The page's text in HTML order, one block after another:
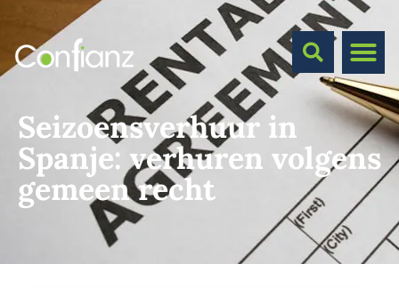
Seizoensverhuur in
Spanje: verhuren volgens
gemeen recht